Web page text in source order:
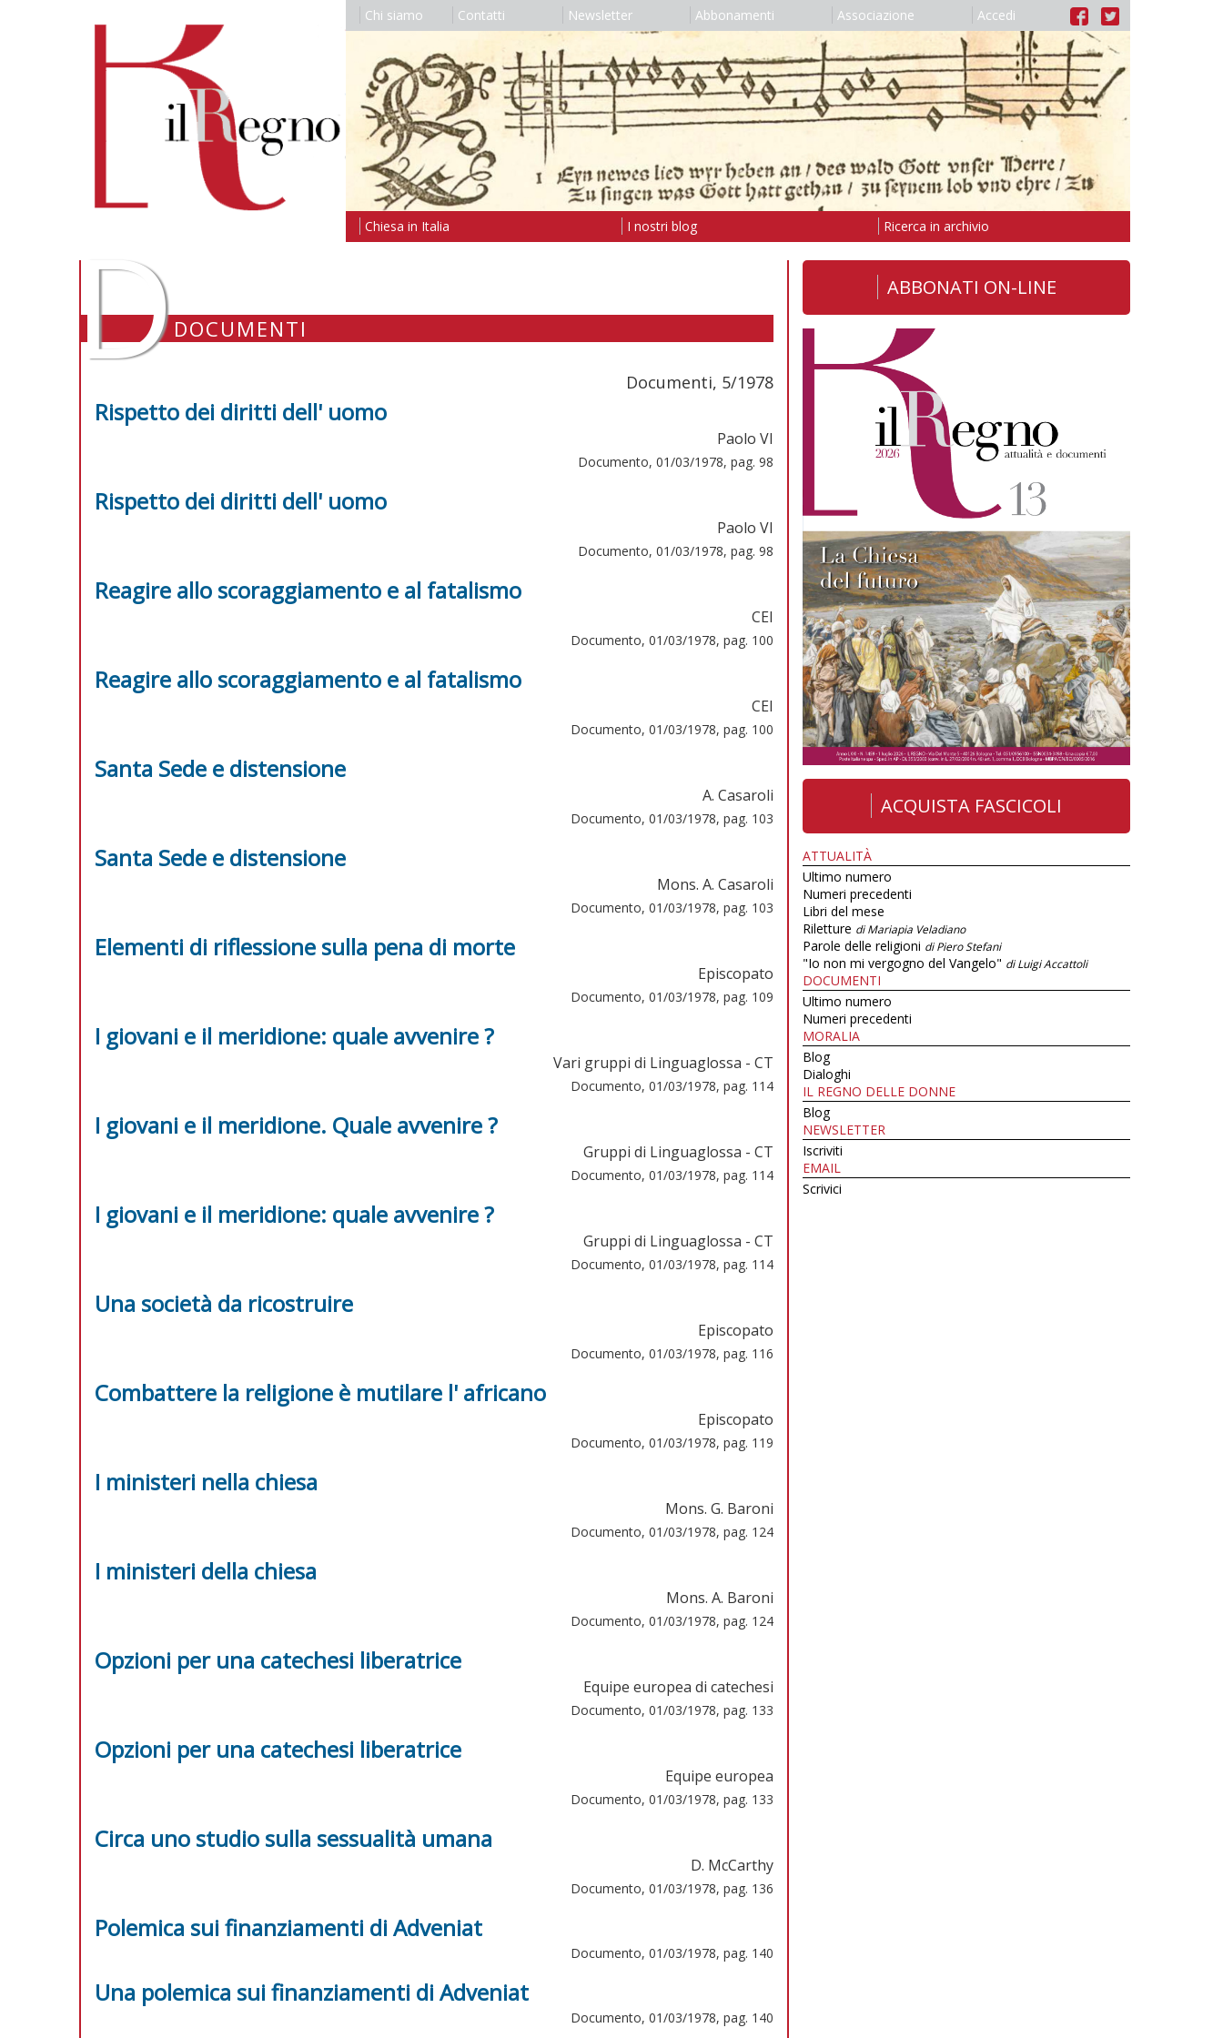
Chi siamo Contatti Newsletter Abbonamenti Associazione Accedi
Chiesa in Italia I nostri blog Ricerca in archivio
DDOCUMENTI
Documenti, 5/1978
Rispetto dei diritti dell' uomo
Paolo VI
Documento, 01/03/1978, pag. 98
Rispetto dei diritti dell' uomo
Paolo VI
Documento, 01/03/1978, pag. 98
Reagire allo scoraggiamento e al fatalismo
CEI
Documento, 01/03/1978, pag. 100
Reagire allo scoraggiamento e al fatalismo
CEI
Documento, 01/03/1978, pag. 100
Santa Sede e distensione
A. Casaroli
Documento, 01/03/1978, pag. 103
Santa Sede e distensione
Mons. A. Casaroli
Documento, 01/03/1978, pag. 103
Elementi di riflessione sulla pena di morte
Episcopato
Documento, 01/03/1978, pag. 109
I giovani e il meridione: quale avvenire ?
Vari gruppi di Linguaglossa - CT
Documento, 01/03/1978, pag. 114
I giovani e il meridione. Quale avvenire ?
Gruppi di Linguaglossa - CT
Documento, 01/03/1978, pag. 114
I giovani e il meridione: quale avvenire ?
Gruppi di Linguaglossa - CT
Documento, 01/03/1978, pag. 114
Una società da ricostruire
Episcopato
Documento, 01/03/1978, pag. 116
Combattere la religione è mutilare l' africano
Episcopato
Documento, 01/03/1978, pag. 119
I ministeri nella chiesa
Mons. G. Baroni
Documento, 01/03/1978, pag. 124
I ministeri della chiesa
Mons. A. Baroni
Documento, 01/03/1978, pag. 124
Opzioni per una catechesi liberatrice
Equipe europea di catechesi
Documento, 01/03/1978, pag. 133
Opzioni per una catechesi liberatrice
Equipe europea
Documento, 01/03/1978, pag. 133
Circa uno studio sulla sessualità umana
D. McCarthy
Documento, 01/03/1978, pag. 136
Polemica sui finanziamenti di Adveniat
Documento, 01/03/1978, pag. 140
Una polemica sui finanziamenti di Adveniat
Documento, 01/03/1978, pag. 140
ABBONATI ON-LINE
ACQUISTA FASCICOLI
ATTUALITÀ
Ultimo numero
Numeri precedenti
Libri del mese
Riletture di Mariapia Veladiano
Parole delle religioni di Piero Stefani
"Io non mi vergogno del Vangelo" di Luigi Accattoli
DOCUMENTI
Ultimo numero
Numeri precedenti
MORALIA
Blog
Dialoghi
IL REGNO DELLE DONNE
Blog
NEWSLETTER
Iscriviti
EMAIL
Scrivici